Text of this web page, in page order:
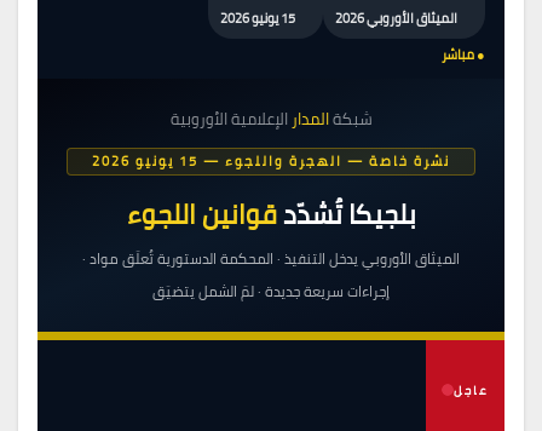
الميثاق الأوروبي 2026
● مباشر
شبكةالمدار الإعلامية الأوروبية
نشرة خاصة — الهجرة واللجوء — 15 يونيو 2026
بلجيكا تُشدّدقوانين اللجوء
الميثاق الأوروبي يدخل التنفيذ · المحكمة الدستورية تُعلّق مواد ·
إجراءات سريعة جديدة · لمّ الشمل يتضيّق
عاجل